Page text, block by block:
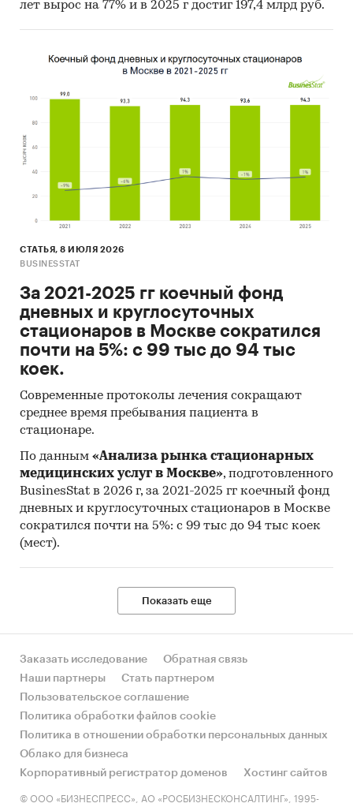
лет вырос на 77% и в 2025 г достиг 197,4 млрд руб.
СТАТЬЯ, 8 ИЮЛЯ 2026
BUSINESSTAT
За 2021-2025 гг коечный фонд
дневных и круглосуточных
стационаров в Москве сократился
почти на 5%: с 99 тыс до 94 тыс
коек.
Современные протоколы лечения сокращают
среднее время пребывания пациента в
стационаре.
По данным «Анализа рынка стационарных
медицинских услуг в Москве», подготовленного
BusinesStat в 2026 г, за 2021-2025 гг коечный фонд
дневных и круглосуточных стационаров в Москве
сократился почти на 5%: с 99 тыс до 94 тыс коек
(мест).
Показать еще
Заказать исследование
Обратная связь
Наши партнеры
Стать партнером
Пользовательское соглашение
Политика обработки файлов cookie
Политика в отношении обработки персональных данных
Облако для бизнеса
Корпоративный регистратор доменов
Хостинг сайтов
© ООО «БИЗНЕСПРЕСС», АО «РОСБИЗНЕСКОНСАЛТИНГ», 1995-